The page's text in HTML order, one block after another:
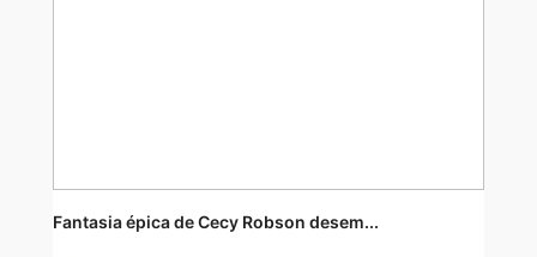
Fantasia épica de Cecy Robson desem...